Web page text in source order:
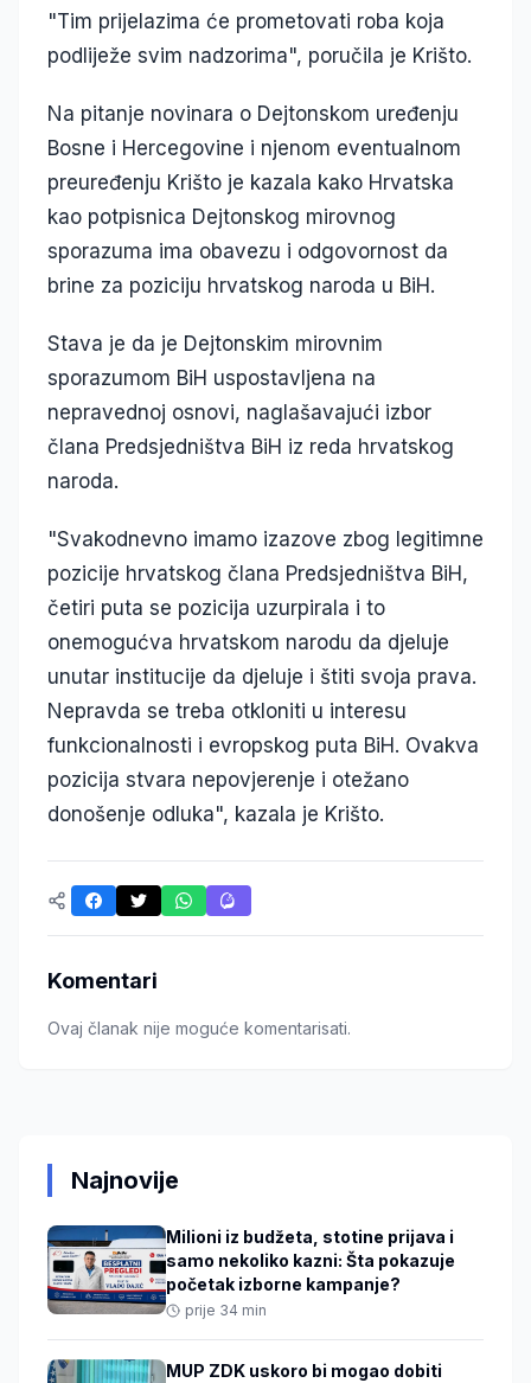
"Tim prijelazima će prometovati roba koja
podliježe svim nadzorima", poručila je Krišto.
Na pitanje novinara o Dejtonskom uređenju
Bosne i Hercegovine i njenom eventualnom
preuređenju Krišto je kazala kako Hrvatska
kao potpisnica Dejtonskog mirovnog
sporazuma ima obavezu i odgovornost da
brine za poziciju hrvatskog naroda u BiH.
Stava je da je Dejtonskim mirovnim
sporazumom BiH uspostavljena na
nepravednoj osnovi, naglašavajući izbor
člana Predsjedništva BiH iz reda hrvatskog
naroda.
"Svakodnevno imamo izazove zbog legitimne
pozicije hrvatskog člana Predsjedništva BiH,
četiri puta se pozicija uzurpirala i to
onemogućva hrvatskom narodu da djeluje
unutar institucije da djeluje i štiti svoja prava.
Nepravda se treba otkloniti u interesu
funkcionalnosti i evropskog puta BiH. Ovakva
pozicija stvara nepovjerenje i otežano
donošenje odluka", kazala je Krišto.
Komentari
Ovaj članak nije moguće komentarisati.
Najnovije
Milioni iz budžeta, stotine prijava i
samo nekoliko kazni: Šta pokazuje
početak izborne kampanje?
prije 34 min
MUP ZDK uskoro bi mogao dobiti